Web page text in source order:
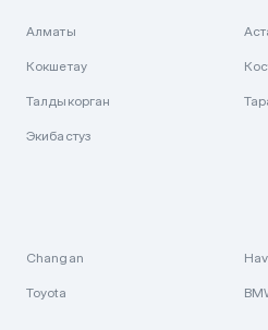
Алматы
Кокшетау
Талдыкорган
Экибастуз
Changan
Toyota